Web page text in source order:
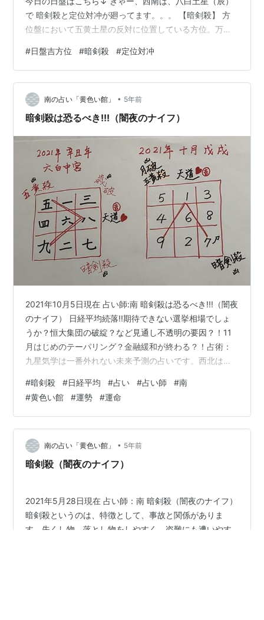
で 暗剣殺と定位対冲が廻ってます。。。 【暗剣殺】 方
位盤において五黄土星の反対に位置している方位。万人
位。 【定位対冲】 後天定位盤では九星の定位置が決まっ
ているが、九星がその定位置と反対のときに定位対冲と
なる。万人に共通の凶方位。一白水星と九紫火星の定位
対冲は特に注意。 本当はあまり行きたくなかったけど、
仕方ない。。。 朝10時半までに実家に必要があったの
#日盤吉方位 #暗剣殺 #定位対冲
南の占い「黄色い館」 • 5年前
暗剣殺は恐るべき!!!（闇夜のナイフ）
2021年10月5日現在 占い師:南 暗剣殺は恐るべき!!!（闇夜
のナイフ） 日経平均続落!!期待できない選挙相場でしょ
うか？恒大集団の破綻？など見通し不透明の要因？！11
月はじめのテーパリング？金融緩和が終わる？！占術：
九星気学は一番外れない未来予測の占いです。西北は相
つまり年と月が共に六白中宮です。西北方位は揃えて七
赤金星・暗剣殺です。七赤金星＝財物。暗剣殺には刃物
という意味もあります。今月はうまい儲け話にご注意
（投資）です。仕掛けられるというケースも見られるの
も暗剣殺の特徴です。占い師：南
#暗剣殺 #日経平均 #占い #占い師 #南
#黄色い館 #運勢 #運命
南の占い「黄色い館」 • 5年前
暗剣殺（闇夜のナイフ）